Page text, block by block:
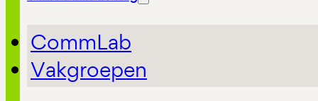
CommLab
Vakgroepen